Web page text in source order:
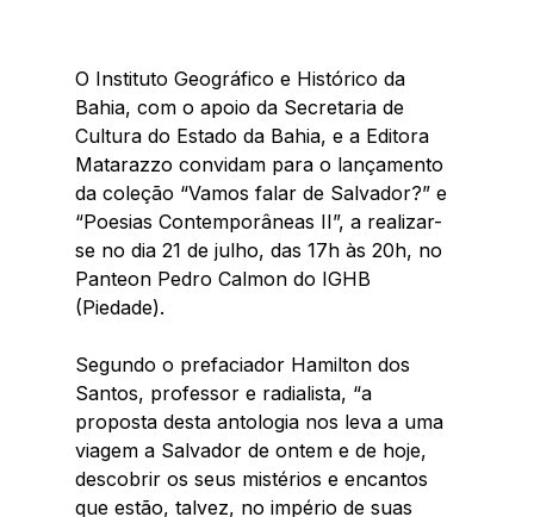
O Instituto Geográfico e Histórico da
Bahia, com o apoio da Secretaria de
Cultura do Estado da Bahia, e a Editora
Matarazzo convidam para o lançamento
da coleção “Vamos falar de Salvador?” e
“Poesias Contemporâneas II”, a realizar-
se no dia 21 de julho, das 17h às 20h, no
Panteon Pedro Calmon do IGHB
(Piedade).
Segundo o prefaciador Hamilton dos
Santos, professor e radialista, “a
proposta desta antologia nos leva a uma
viagem a Salvador de ontem e de hoje,
descobrir os seus mistérios e encantos
que estão, talvez, no império de suas